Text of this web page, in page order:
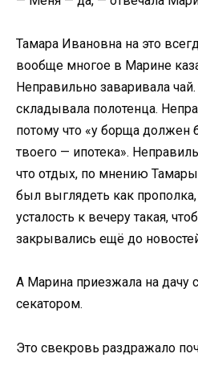
Тамара Ивановна на это
вообще многое в Марине
Неправильно заваривала
складывала полотенца.
потому что «у борща должен
твоего — ипотека».
что отдых, по мнению
был выглядеть как
усталость к вечеру такая,
закрывались ещё до
А Марина приезжала на дачу
секатором.
Это свекровь раздражало